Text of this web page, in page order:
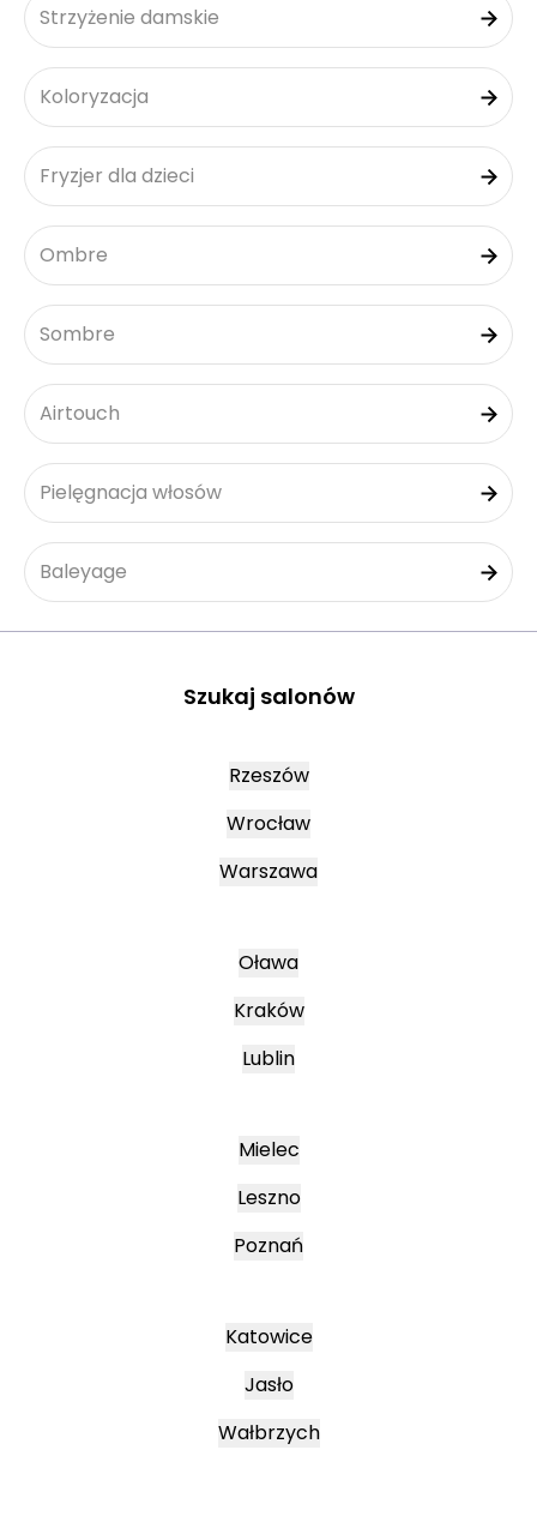
Strzyżenie damskie
Koloryzacja
Fryzjer dla dzieci
Ombre
Sombre
Airtouch
Pielęgnacja włosów
Baleyage
Szukaj salonów
Rzeszów
Wrocław
Warszawa
Oława
Kraków
Lublin
Mielec
Leszno
Poznań
Katowice
Jasło
Wałbrzych